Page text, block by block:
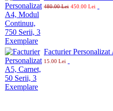
480.00 Lei 450.00 Lei
Facturier
15.00 Lei